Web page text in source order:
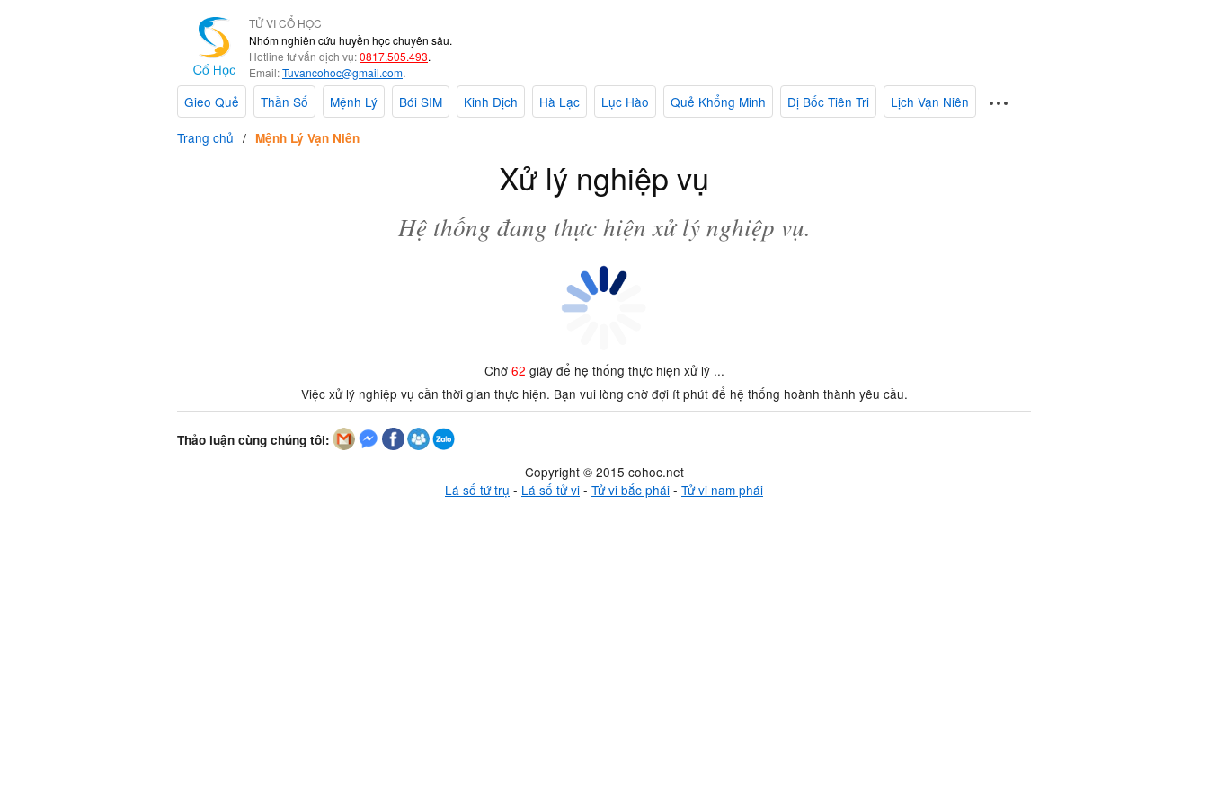
TỬ VI CỔ HỌC
Nhóm nghiên cứu huyền học chuyên sâu.
Hotline tư vấn dịch vụ:0817.505.493.
Email:Tuvancohoc@gmail.com.
Gieo Quẻ Thần Số Mệnh Lý Bói SIM Kinh Dịch Hà Lạc Lục Hào Quẻ Khổng Minh Dị Bốc Tiên Tri
Lịch Vạn Niên
Trang chủ
Mệnh Lý Vạn Niên
Xử lý nghiệp vụ
Hệ thống đang thực hiện xử lý nghiệp vụ.
Chờ 62 giây để hệ thống thực hiện xử lý ...
Việc xử lý nghiệp vụ cần thời gian thực hiện. Bạn vui lòng chờ đợi ít phút để hệ thống hoành thành yêu cầu.
Thảo luận cùng chúng tôi:
Copyright © 2015 cohoc.net
Lá số tứ trụ - Lá số tử vi - Tử vi bắc phái - Tử vi nam phái